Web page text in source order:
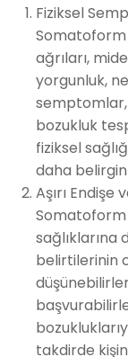
Fiziksel
Somatoform
ağrıları,
yorgunluk,
bozukluk
fiziksel
daha
Aşırı Endişe
Somatoform
sağlıklarına
belirtilerinin
takdirde